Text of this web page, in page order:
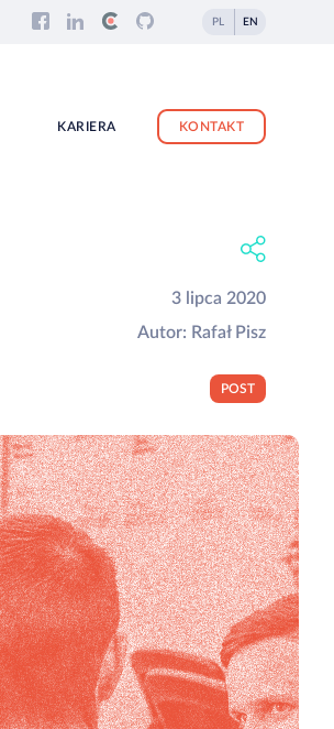
PL EN
KARIERA KONTAKT
3 lipca 2020
Autor: Rafał Pisz
POST